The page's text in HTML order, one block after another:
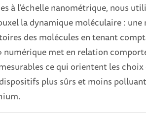
à l’échelle nanométrique, nous
la dynamique moléculaire :
des molécules en tenant
numérique met en relation
ce qui orientent les
plus sûrs et moins